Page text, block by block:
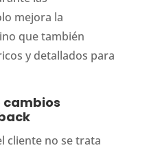
mejora la
que también
y detallados para
cliente no se trata